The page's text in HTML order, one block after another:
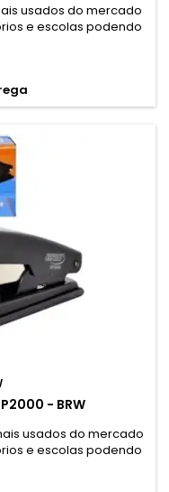
usados do mercado
e escolas podendo
saber os grampos
26/6 e 24/6 para até
- BRW
usados do mercado
e escolas podendo
saber os grampos
26/6 e 24/6 para até